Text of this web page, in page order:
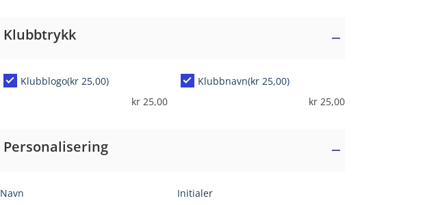
Klubbtrykk
Klubblogo(kr 25,00)
kr25,00
Klubbnavn(kr 25,00)
kr25,00
Personalisering
Navn Initialer